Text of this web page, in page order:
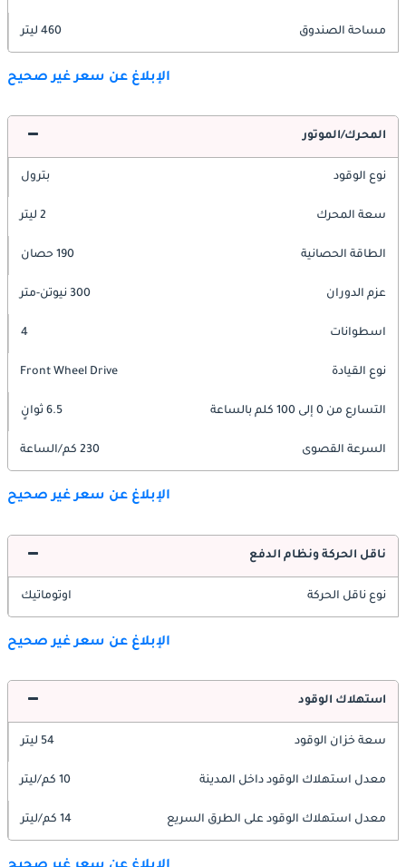
مساحة الصندوق 460 ليتر
الإبلاغ عن سعر غير صحيح
المحرك/الموتور
نوع الوقود بترول
سعة المحرك 2 ليتر
الطاقة الحصانية 190 حصان
عزم الدوران 300 نيوتن-متر
اسطوانات 4
نوع القيادة Front Wheel Drive
التسارع من 0 إلى 100 كلم بالساعة 6.5 ثوانٍ
السرعة القصوى 230 كم/الساعة
الإبلاغ عن سعر غير صحيح
ناقل الحركة ونظام الدفع
نوع ناقل الحركة اوتوماتيك
الإبلاغ عن سعر غير صحيح
استهلاك الوقود
سعة خزان الوقود 54 ليتر
معدل استهلاك الوقود داخل المدينة 10 كم/ليتر
معدل استهلاك الوقود على الطرق السريع 14 كم/ليتر